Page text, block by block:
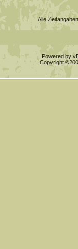
Alle
Powered by
Copyright